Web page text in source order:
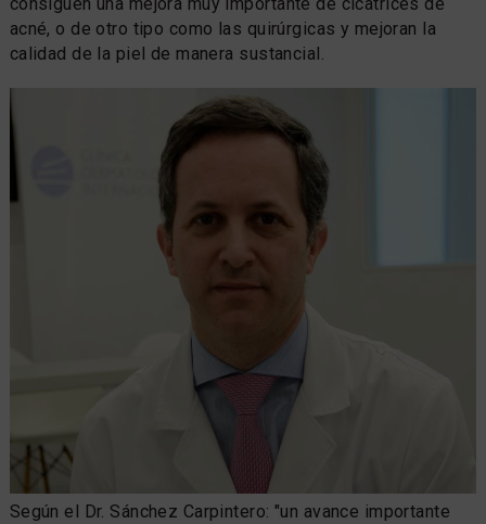
acné, o de otro tipo como las quirúrgicas y mejoran la
calidad de la piel de manera sustancial.
Según el Dr. Sánchez Carpintero: "un avance importante